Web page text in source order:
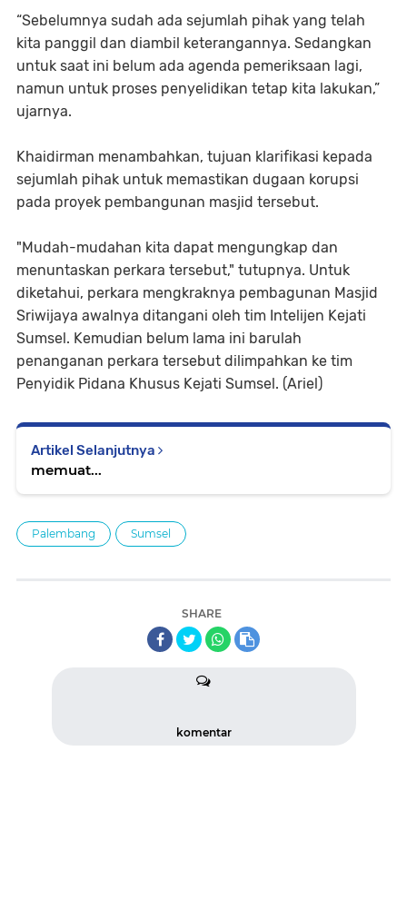
“Sebelumnya sudah ada sejumlah pihak yang telah
kita panggil dan diambil keterangannya. Sedangkan
untuk saat ini belum ada agenda pemeriksaan lagi,
namun untuk proses penyelidikan tetap kita lakukan,”
ujarnya.
Khaidirman menambahkan, tujuan klarifikasi kepada
sejumlah pihak untuk memastikan dugaan korupsi
pada proyek pembangunan masjid tersebut.
"Mudah-mudahan kita dapat mengungkap dan
menuntaskan perkara tersebut," tutupnya. Untuk
diketahui, perkara mengkraknya pembagunan Masjid
Sriwijaya awalnya ditangani oleh tim Intelijen Kejati
Sumsel. Kemudian belum lama ini barulah
penanganan perkara tersebut dilimpahkan ke tim
Penyidik Pidana Khusus Kejati Sumsel. (Ariel)
Artikel Selanjutnya
memuat...
Palembang Sumsel
SHARE
komentar